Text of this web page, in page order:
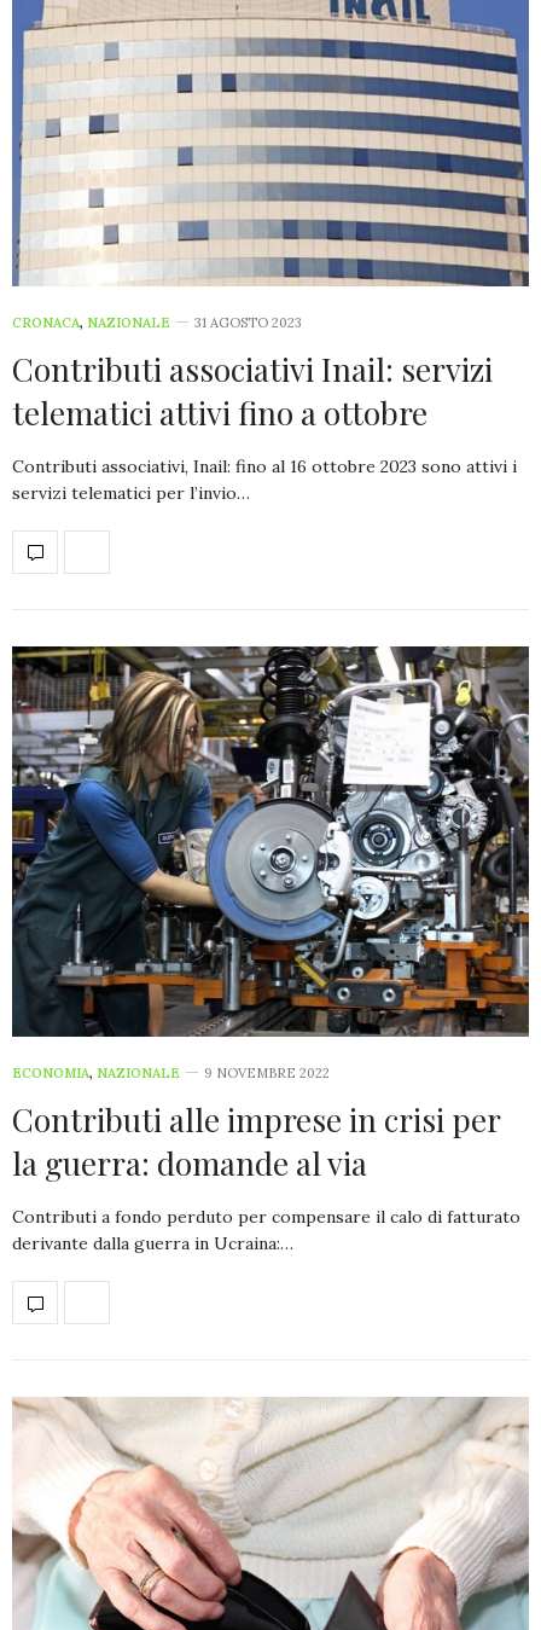
CRONACA, NAZIONALE 31 AGOSTO 2023
Contributi associativi Inail: servizi
telematici attivi fino a ottobre
Contributi associativi, Inail: fino al 16 ottobre 2023 sono attivi i
servizi telematici per l’invio…
ECONOMIA, NAZIONALE 9 NOVEMBRE 2022
Contributi alle imprese in crisi per
la guerra: domande al via
Contributi a fondo perduto per compensare il calo di fatturato
derivante dalla guerra in Ucraina:…